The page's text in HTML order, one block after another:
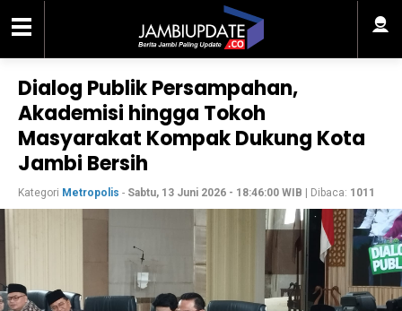
Dialog Publik Persampahan,
Akademisi hingga Tokoh
Masyarakat Kompak Dukung Kota
Jambi Bersih
Kategori Metropolis - Sabtu, 13 Juni 2026 - 18:46:00 WIB | Dibaca: 1011